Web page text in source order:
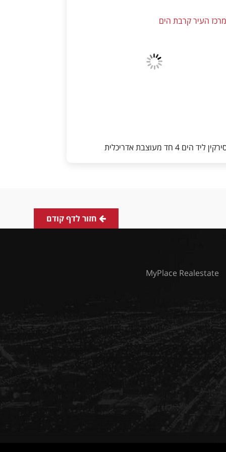
מרכז העיר קרבת הים
ליד הים 4 חד מעוצבת אדריכלית
חזור לדף קודם
MyPlace Realestate